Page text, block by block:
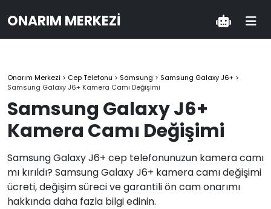
ONARIM MERKEZI
Onarım Merkezi > Cep Telefonu > Samsung > Samsung Galaxy J6+ >
Samsung Galaxy J6+ Kamera Camı Değişimi
Samsung Galaxy J6+
Kamera Camı Değişimi
Samsung Galaxy J6+ cep telefonunuzun kamera camı
mı kırıldı? Samsung Galaxy J6+ kamera camı değişimi
ücreti, değişim süreci ve garantili ön cam onarımı
hakkında daha fazla bilgi edinin.